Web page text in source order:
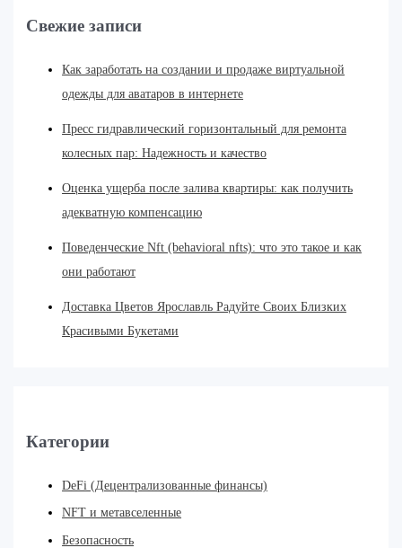
Свежие записи
Как заработать на создании и продаже виртуальной
одежды для аватаров в интернете
Пресс гидравлический горизонтальный для ремонта
колесных пар: Надежность и качество
Оценка ущерба после залива квартиры: как получить
адекватную компенсацию
Поведенческие Nft (behavioral nfts): что это такое и как
они работают
Доставка Цветов Ярославль Радуйте Своих Близких
Красивыми Букетами
Категории
DeFi (Децентрализованные финансы)
NFT и метавселенные
Безопасность